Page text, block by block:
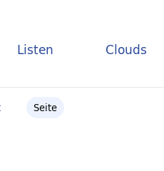
Listen Clouds
Seite